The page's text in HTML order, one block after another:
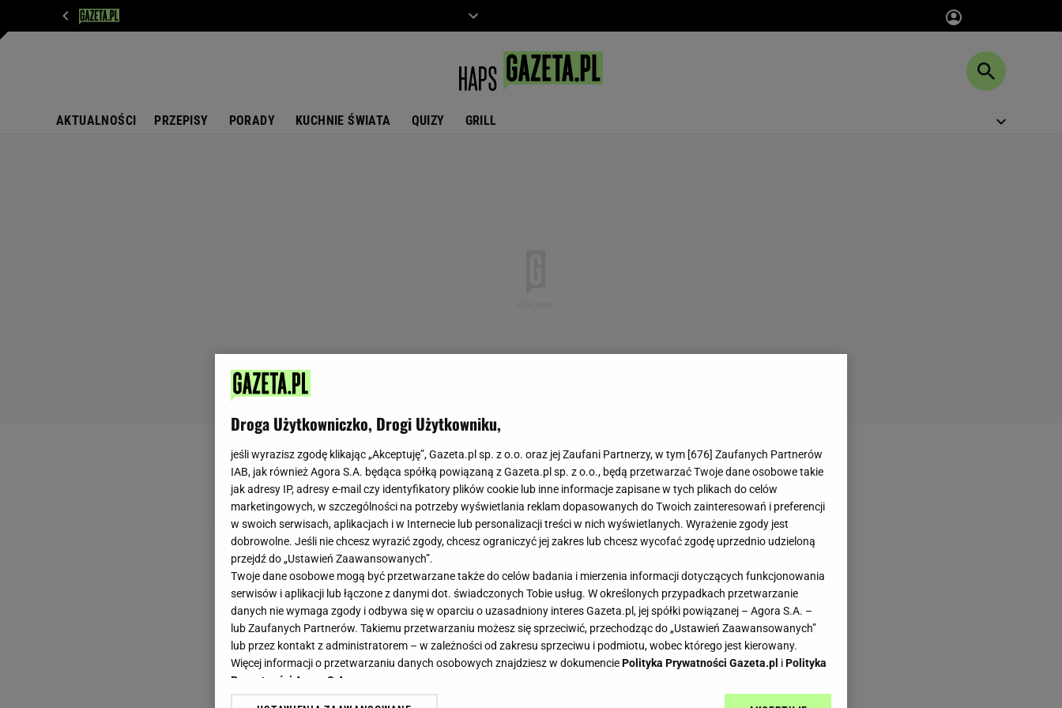
AKTUALNOŚCI PRZEPISY PORADY KUCHNIE ŚWIATA QUIZY GRILL
Droga Użytkowniczko, Drogi Użytkowniku,
jeśli wyrazisz zgodę klikając „Akceptuję”, Gazeta.pl sp. z o.o. oraz jej Zaufani Partnerzy, w tym [676] Zaufanych Partnerów
IAB, jak również Agora S.A. będąca spółką powiązaną z Gazeta.pl sp. z o.o., będą przetwarzać Twoje dane osobowe takie
jak adresy IP, adresy e-mail czy identyfikatory plików cookie lub inne informacje zapisane w tych plikach do celów
marketingowych, w szczególności na potrzeby wyświetlania reklam dopasowanych do Twoich zainteresowań i preferencji
w swoich serwisach, aplikacjach i w Internecie lub personalizacji treści w nich wyświetlanych. Wyrażenie zgody jest
dobrowolne. Jeśli nie chcesz wyrazić zgody, chcesz ograniczyć jej zakres lub chcesz wycofać zgodę uprzednio udzieloną
przejdź do „Ustawień Zaawansowanych”.
Twoje dane osobowe mogą być przetwarzane także do celów badania i mierzenia informacji dotyczących funkcjonowania
serwisów i aplikacji lub łączone z danymi dot. świadczonych Tobie usług. W określonych przypadkach przetwarzanie
danych nie wymaga zgody i odbywa się w oparciu o uzasadniony interes Gazeta.pl, jej spółki powiązanej – Agora S.A. –
lub Zaufanych Partnerów. Takiemu przetwarzaniu możesz się sprzeciwić, przechodząc do „Ustawień Zaawansowanych”
lub przez kontakt z administratorem – w zależności od zakresu sprzeciwu i podmiotu, wobec którego jest kierowany.
Więcej informacji o przetwarzaniu danych osobowych znajdziesz w dokumenciePolityka Prywatności Gazeta.pl iPolityka
Prywatności Agora S.A.